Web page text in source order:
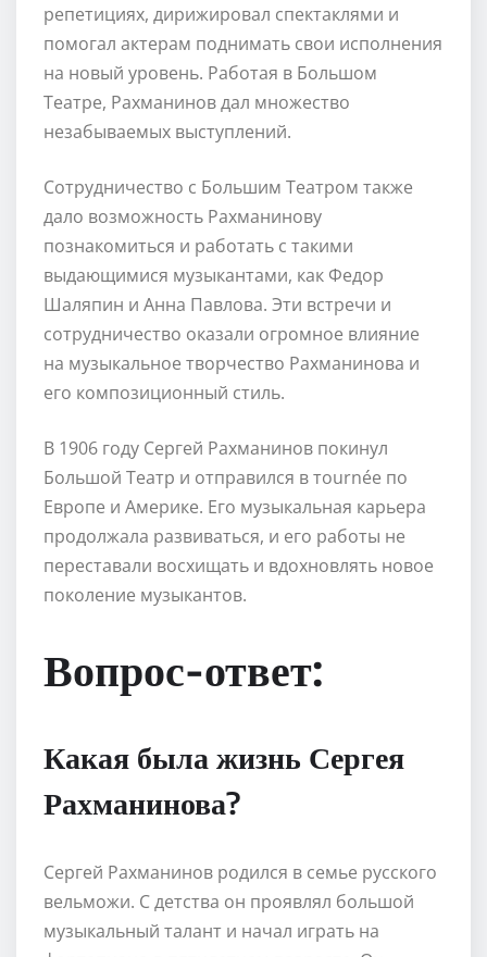
репетициях, дирижировал спектаклями и
помогал актерам поднимать свои исполнения
на новый уровень. Работая в Большом
Театре, Рахманинов дал множество
незабываемых выступлений.
Сотрудничество с Большим Театром также
дало возможность Рахманинову
познакомиться и работать с такими
выдающимися музыкантами, как Федор
Шаляпин и Анна Павлова. Эти встречи и
сотрудничество оказали огромное влияние
на музыкальное творчество Рахманинова и
его композиционный стиль.
В 1906 году Сергей Рахманинов покинул
Большой Театр и отправился в тournée по
Европе и Америке. Его музыкальная карьера
продолжала развиваться, и его работы не
переставали восхищать и вдохновлять новое
поколение музыкантов.
Вопрос-ответ:
Какая была жизнь Сергея
Рахманинова?
Сергей Рахманинов родился в семье русского
вельможи. С детства он проявлял большой
музыкальный талант и начал играть на